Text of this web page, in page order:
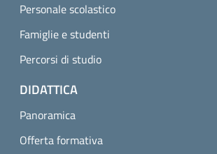
Personale scolastico
Famiglie e studenti
Percorsi di studio
DIDATTICA
Panoramica
Offerta formativa